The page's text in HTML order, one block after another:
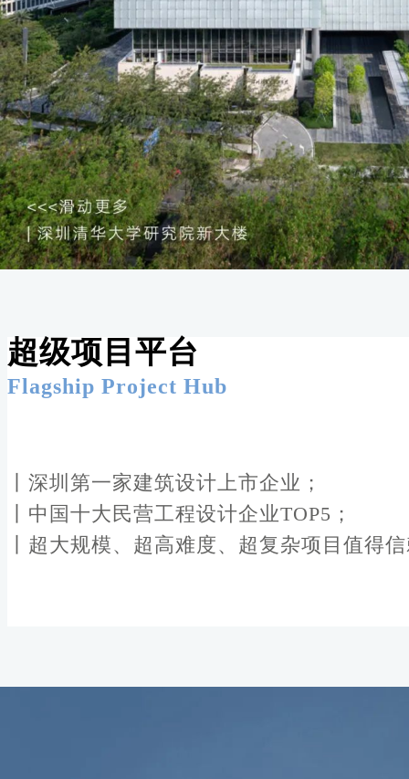
超级项目平台
Flagship Project Hub
丨深圳第一家建筑设计上市企业；
丨中国十大民营工程设计企业TOP5；
丨超大规模、超高难度、超复杂项目值得